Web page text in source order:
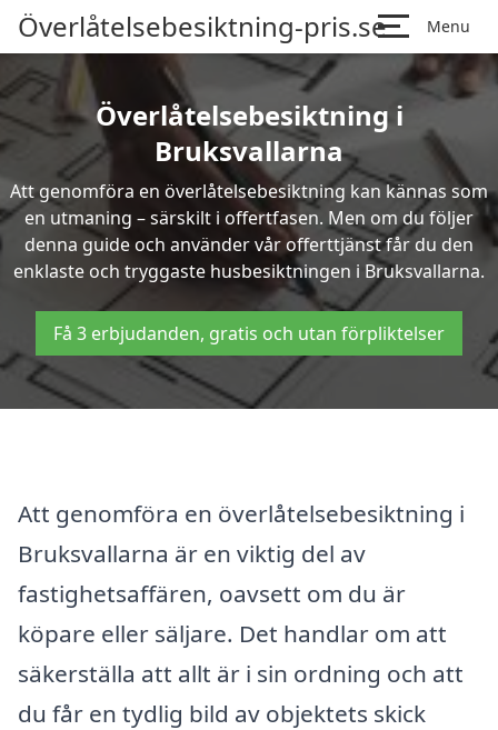
Överlåtelsebesiktning-pris.se Menu
Överlåtelsebesiktning i
Bruksvallarna
Att genomföra en överlåtelsebesiktning kan kännas som
en utmaning – särskilt i offertfasen. Men om du följer
denna guide och använder vår offerttjänst får du den
enklaste och tryggaste husbesiktningen i Bruksvallarna.
Få 3 erbjudanden, gratis och utan förpliktelser
Att genomföra en överlåtelsebesiktning i
Bruksvallarna är en viktig del av
fastighetsaffären, oavsett om du är
köpare eller säljare. Det handlar om att
säkerställa att allt är i sin ordning och att
du får en tydlig bild av objektets skick